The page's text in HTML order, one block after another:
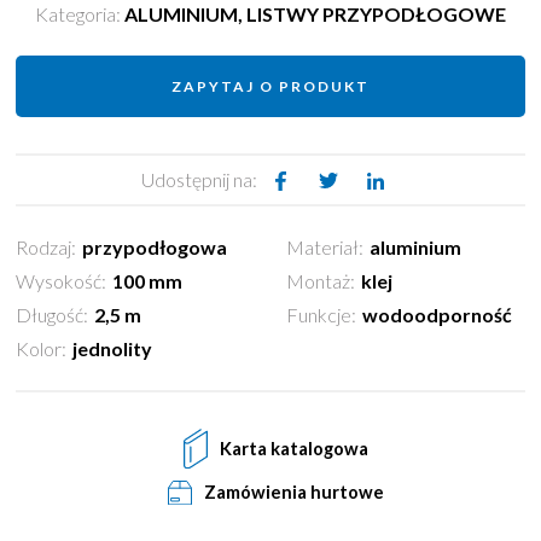
Kategoria: ALUMINIUM, LISTWY PRZYPODŁOGOWE
ZAPYTAJ O PRODUKT
Udostępnij na:
Rodzaj: przypodłogowa Materiał: aluminium
Wysokość: 100 mm Montaż: klej
Długość: 2,5 m Funkcje: wodoodporność
Kolor: jednolity
Karta katalogowa
Zamówienia hurtowe